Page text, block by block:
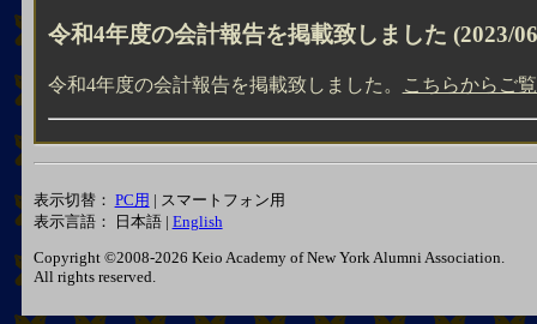
令和4年度の会計報告を掲載致しました (2023/
令和4年度の会計報告を掲載致しました。 こちらからご
表示切替： PC用 | スマートフォン用
表示言語： 日本語 | English
Copyright ©2008-2026 Keio Academy of New York Alumni Association.
All rights reserved.